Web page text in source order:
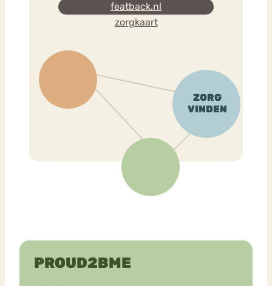
featback.nl
zorgkaart
PROUD2BME